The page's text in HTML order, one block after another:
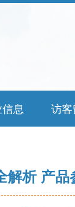
息 访客
解析 产